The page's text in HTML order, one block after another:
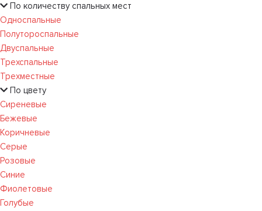
По количеству спальных мест
Односпальные
Полутороспальные
Двуспальные
Трехспальные
Трехместные
По цвету
Сиреневые
Бежевые
Коричневые
Серые
Розовые
Синие
Фиолетовые
Голубые